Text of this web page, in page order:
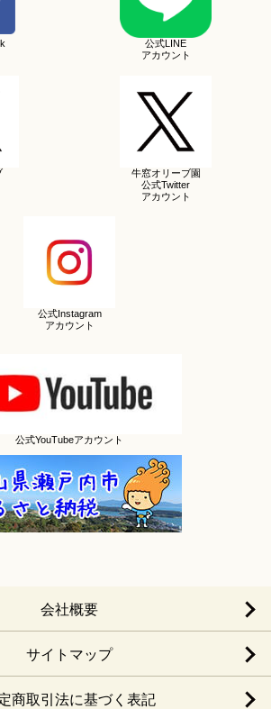
公式LINE
アカウント
牛窓オリーブ園
公式Twitter
アカウント
公式Instagram
アカウント
公式YouTubeアカウント
会社概要
サイトマップ
商取引法に基づく表記